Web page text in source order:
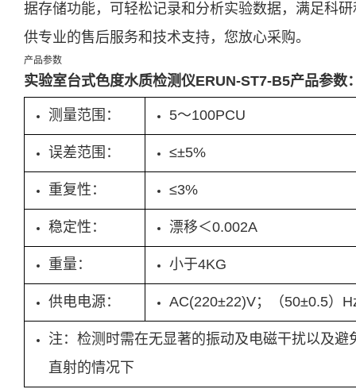
据存储功能，可轻松记录和分析实验数据，满足科
供专业的售后服务和技术支持，您放心采购。
产品参数
实验室台式色度水质检测仪ERUN-ST7-B5产品参数
测量范围： 5～100PCU
误差范围： ≤±5%
重复性： ≤3%
稳定性： 漂移＜0.002A
重量： 小于4KG
供电电源： AC(220±22)V；（50±0.5）
注：检测时需在无显著的振动及电磁干扰以及避
直射的情况下